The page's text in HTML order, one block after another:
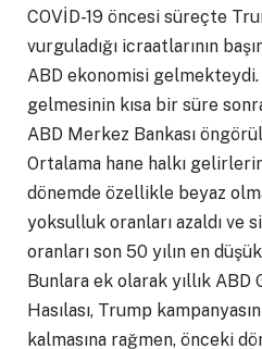
COVİD-19 öncesi süreçte
vurguladığı icraatlarının
ABD ekonomisi gelmekteydi.
gelmesinin kısa bir süre
ABD Merkez Bankası
Ortalama hane halkı
dönemde özellikle beyaz
yoksulluk oranları azaldı ve
oranları son 50 yılın en
Bunlara ek olarak yıllık
Hasılası, Trump
kalmasına rağmen, önceki